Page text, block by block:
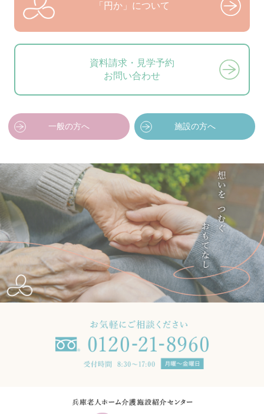
「円か」について
資料請求・見学予約
お問い合わせ
一般の方へ 施設の方へ